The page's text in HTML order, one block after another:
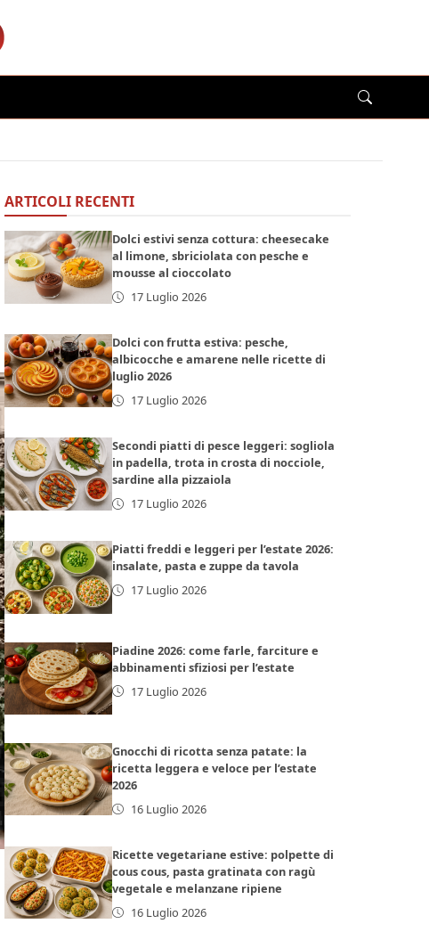
ARTICOLI RECENTI
Dolci estivi senza cottura: cheesecake
al limone, sbriciolata con pesche e
mousse al cioccolato
17 Luglio 2026
Dolci con frutta estiva: pesche,
albicocche e amarene nelle ricette di
luglio 2026
17 Luglio 2026
Secondi piatti di pesce leggeri: sogliola
in padella, trota in crosta di nocciole,
sardine alla pizzaiola
17 Luglio 2026
Piatti freddi e leggeri per l’estate 2026:
insalate, pasta e zuppe da tavola
17 Luglio 2026
Piadine 2026: come farle, farciture e
abbinamenti sfiziosi per l’estate
17 Luglio 2026
Gnocchi di ricotta senza patate: la
ricetta leggera e veloce per l’estate
2026
16 Luglio 2026
Ricette vegetariane estive: polpette di
cous cous, pasta gratinata con ragù
vegetale e melanzane ripiene
16 Luglio 2026